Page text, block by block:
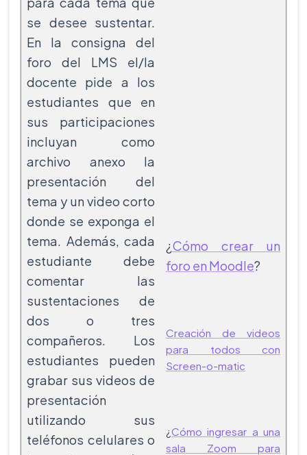
se desee sustentar.
En la consigna del
foro del LMS el/la
docente pide a los
estudiantes que en
sus participaciones
incluyan como
archivo anexo la
presentación del
tema y un video corto
donde se exponga el
tema. Además, cada
estudiante debe
comentar las
sustentaciones de
dos o tres
compañeros. Los
estudiantes pueden
grabar sus videos de
presentación
utilizando sus
teléfonos celulares o
¿Cómo crear un
foro en Moodle?
Creación de videos
para todos con
Screen-o-matic
¿Cómo ingresar a una
sala Zoom para